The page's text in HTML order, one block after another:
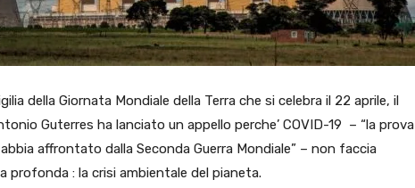
della Giornata Mondiale della Terra che si celebra il 22 aprile, il
Guterres ha lanciato un appello perche’ COVID-19 – “la prova
affrontato dalla Seconda Guerra Mondiale” – non faccia
profonda : la crisi ambientale del pianeta.